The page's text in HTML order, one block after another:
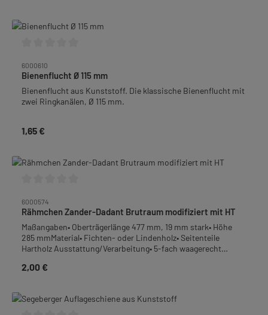
6000610
Bienenflucht Ø 115 mm
Bienenflucht aus Kunststoff. Die klassische Bienenflucht mit
zwei Ringkanälen, Ø 115 mm.
Regulärer Preis:
1,65 €
6000574
Rähmchen Zander-Dadant Brutraum modifiziert mit HT
Maßangaben• Oberträgerlänge 477 mm, 19 mm stark• Höhe
285 mmMaterial• Fichten- oder Lindenholz• Seitenteile
Hartholz Ausstattung/Verarbeitung• 5-fach waagerecht
(vermessingt)• mit Hoffmann-Seitenteil
Regulärer Preis:
2,00 €